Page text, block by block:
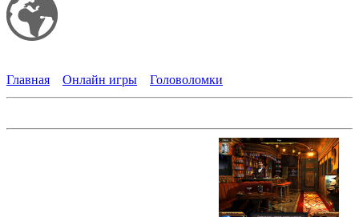
Главная
Онлайн игры Головоломки